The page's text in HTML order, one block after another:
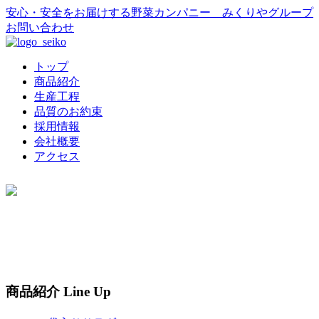
安心・安全をお届けする野菜カンパニー みくりやグループ
お問い合わせ
トップ
商品紹介
生産工程
品質のお約束
採用情報
会社概要
アクセス
商品紹介Line Up